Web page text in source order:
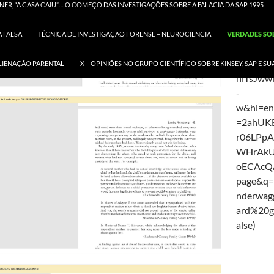
“A CASA CAIU”… O COMEÇO DAS INVESTIGAÇÕES SOBRE A FALACIA DA SAP 1995
FALSA TÉCNICA DE INVESTIGAÇÃO FORENSE – NEUROCIENCIA VERDADES
PARENTAL X – OPINIÕES NO GRUPO CIENTÍFICO SOBRE KINSEY, SAP E
-
alse)